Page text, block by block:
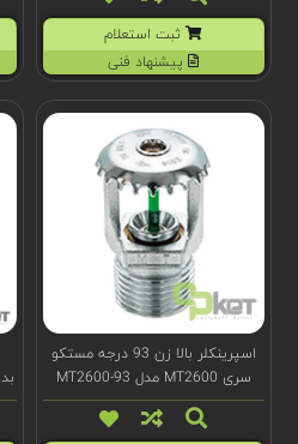
ثبت استعلام
پیشنهاد فنی
اسپرینکلر بالا زن 93 درجه مستکو
سری MT2600 مدل MT2600-93